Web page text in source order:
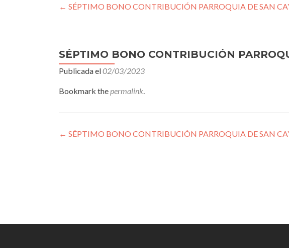
Navegación
← SÉPTIMO BONO CONTRIBUCIÓN PARROQUIA DE SAN
SÉPTIMO BONO CONTRIBUCIÓN
Publicada el02/03/2023
Bookmark thepermalink.
Navegación
← SÉPTIMO BONO CONTRIBUCIÓN PARROQUIA DE SAN